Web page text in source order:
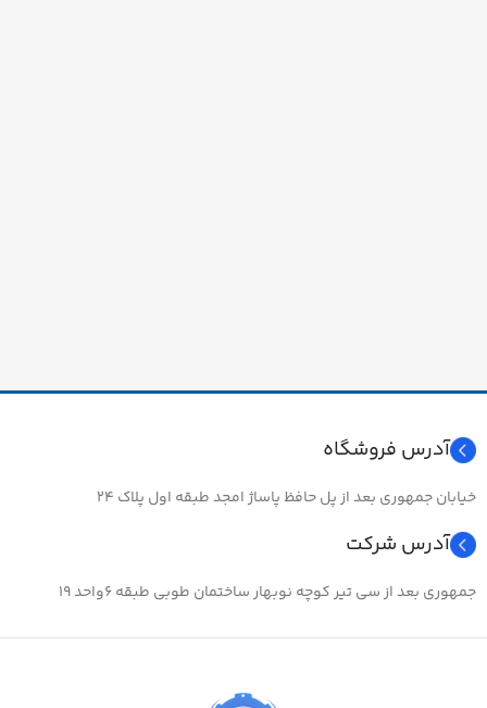
آدرس فروشگاه
خیابان جمهوری بعد از پل حافظ پاساژ امجد طبقه اول پلاک ۲۴
آدرس شرکت
جمهوری بعد از سی تیر کوچه نوبهار ساختمان طوبی طبقه ۶واحد ۱۹